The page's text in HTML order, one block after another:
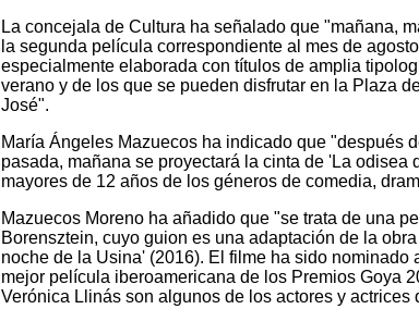
La concejala de Cultura ha señalado que "mañana,
la segunda película correspondiente al mes de
especialmente elaborada con títulos de amplia
verano y de los que se pueden disfrutar en la Plaza
José".
María Ángeles Mazuecos ha indicado que "después
pasada, mañana se proyectará la cinta de 'La
mayores de 12 años de los géneros de comedia,
Mazuecos Moreno ha añadido que "se trata de una
Borensztein, cuyo guion es una adaptación de la
noche de la Usina' (2016). El filme ha sido
mejor película iberoamericana de los Premios Goya
Verónica Llinás son algunos de los actores y actrices